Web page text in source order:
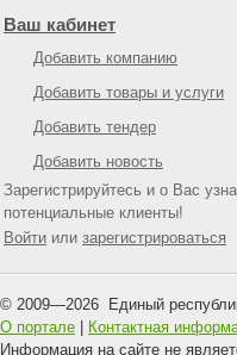
Ваш кабинет
Добавить компанию
Добавить товары и услуги
Добавить тендер
Добавить новость
Зарегистрируйтесь и о Вас
потенциальные клиенты!
Войти или зарегистрироваться
© 2009—2026 Единый
О портале
Контактная
Информация на сайте не